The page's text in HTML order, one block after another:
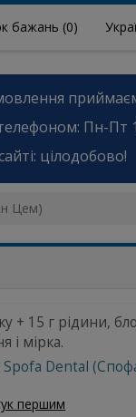
бажань (0)
Пн-Пт
цілодобово!
Цем)
+ 15 г рідини,
і мірка.
Spofa Dental
першим